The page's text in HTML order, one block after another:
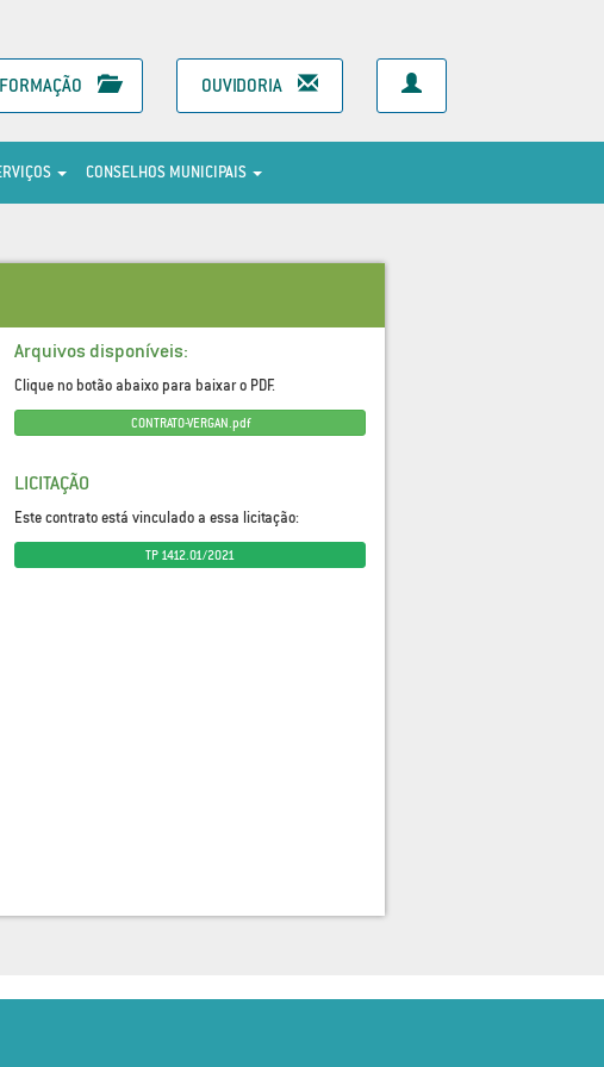
OUVIDORIA
CONSELHOS MUNICIPAIS
Arquivos disponíveis:
Clique no botão abaixo para baixar o PDF.
CONTRATO-VERGAN.pdf
LICITAÇÃO
Este contrato está vinculado a essa licitação:
TP 1412.01/2021